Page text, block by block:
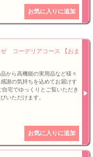
コーデリアコース 【おま
から高機能の実用品など様々
謝の気持ちを込めてお届けす
宅でゆっくりとご覧いただき
いただけます。